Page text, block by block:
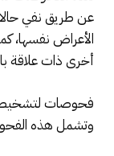
عن طريق نفي
الأعراض نفسها،
أخرى ذات علاقة
فحوصات
وتشمل هذه